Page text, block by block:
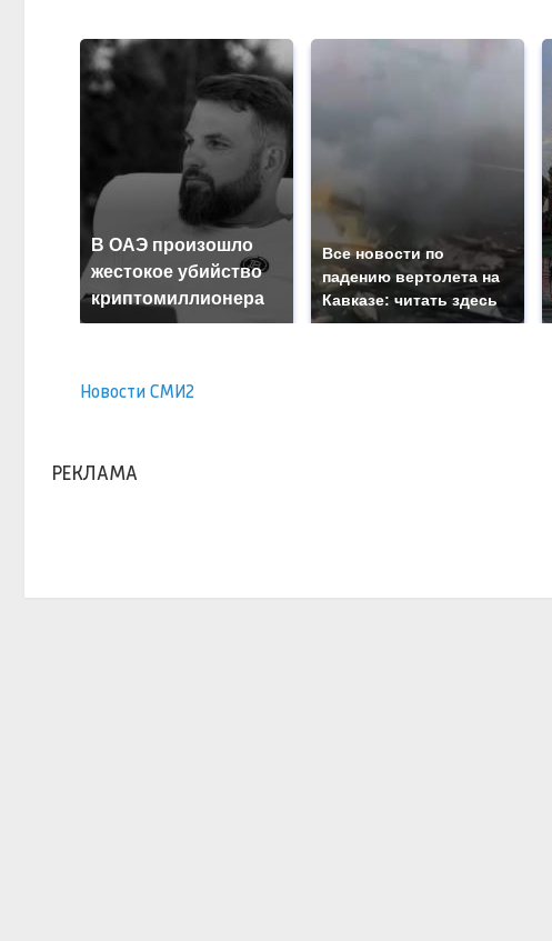
В ОАЭ произошло
жестокое убийство
криптомиллионера
Все новости по
падению вертолета на
Кавказе: читать здесь
Новости СМИ2
РЕКЛАМА